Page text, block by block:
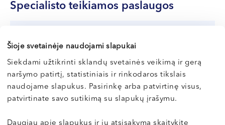
Šioje svetainėje naudojami slapukai
Siekdami užtikrinti sklandų svetainės veikimą ir gerą
naršymo patirtį, statistiniais ir rinkodaros tikslais
naudojame slapukus. Pasirinkę arba patvirtinę visus,
patvirtinate savo sutikimą su slapukų įrašymu.
Daugiau apie slapukus ir jų atsisakymą skaitykite
Specialisto teikiamos paslaugos
Tyrimai atliekami tik kartu su gydytojo konsultacija
Paslaugos pavadinimas
Neurologo konsultacija